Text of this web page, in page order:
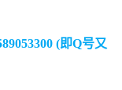
(即Q号又